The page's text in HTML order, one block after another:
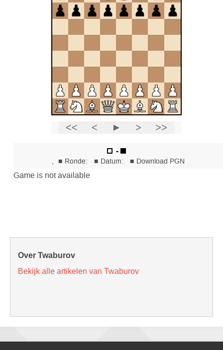
Over Twaburov
Bekijk alle artikelen van Twaburov